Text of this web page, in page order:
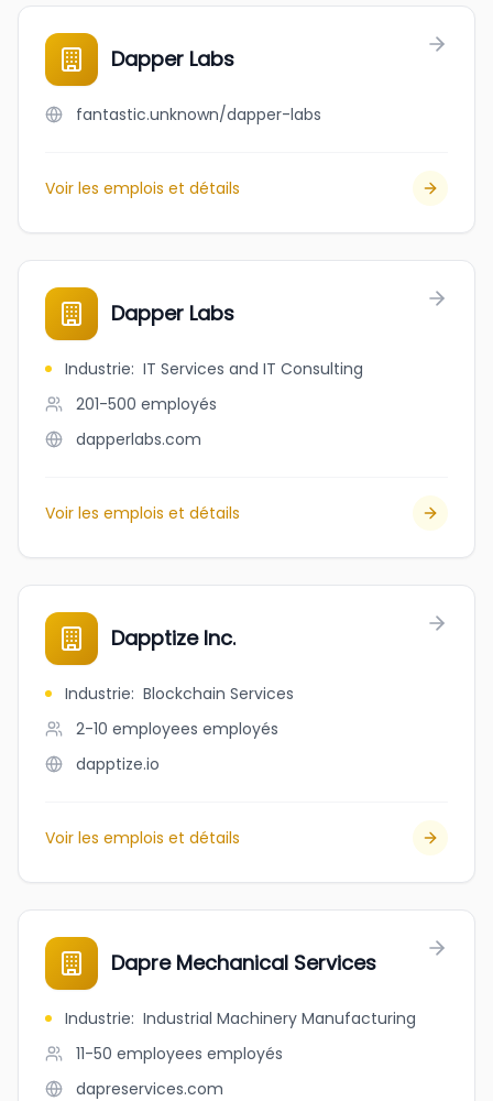
Dapper Labs
fantastic.unknown/dapper-labs
Voir les emplois et détails
Dapper Labs
Industrie: IT Services and IT Consulting
201-500 employés
dapperlabs.com
Voir les emplois et détails
Dapptize Inc.
Industrie: Blockchain Services
2-10 employees employés
dapptize.io
Voir les emplois et détails
Dapre Mechanical Services
Industrie: Industrial Machinery Manufacturing
11-50 employees employés
dapreservices.com